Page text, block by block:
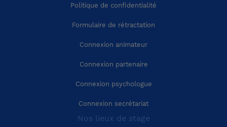
Région Provence-Alpes-Côte-d'Azur
Corrèze (19)
Côtes-d'Armor (22)
Politique de confidentialité
Formulaire de rétractation
Connexion animateur
Connexion partenaire
Connexion psychologue
Connexion secrétariat
Nos lieux de stage